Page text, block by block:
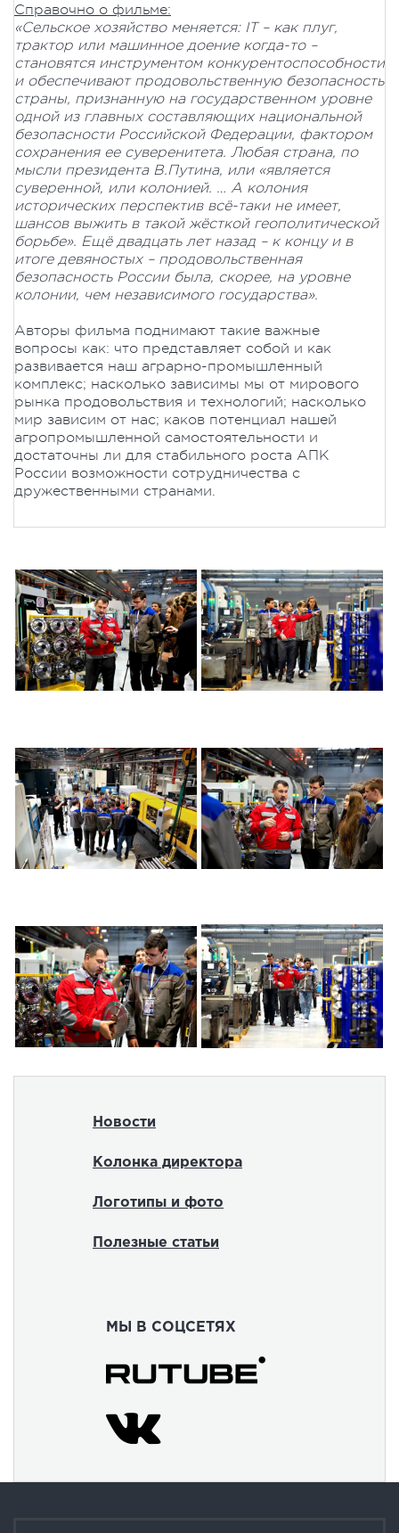
Справочно о фильме:
«Сельское хозяйство меняется: IT – как плуг,
трактор или машинное доение когда-то –
становятся инструментом конкурентоспособности
и обеспечивают продовольственную безопасность
страны, признанную на государственном уровне
одной из главных составляющих национальной
безопасности Российской Федерации, фактором
сохранения ее суверенитета. Любая страна, по
мысли президента В.Путина, или «является
суверенной, или колонией. … А колония
исторических перспектив всё-таки не имеет,
шансов выжить в такой жёсткой геополитической
борьбе». Ещё двадцать лет назад – к концу и в
итоге девяностых – продовольственная
безопасность России была, скорее, на уровне
колонии, чем независимого государства».
Авторы фильма поднимают такие важные
вопросы как: что представляет собой и как
развивается наш аграрно-промышленный
комплекс; насколько зависимы мы от мирового
рынка продовольствия и технологий; насколько
мир зависим от нас; каков потенциал нашей
агропромышленной самостоятельности и
достаточны ли для стабильного роста АПК
России возможности сотрудничества с
дружественными странами.
Новости
Колонка директора
Логотипы и фото
Полезные статьи
МЫ В СОЦСЕТЯХ